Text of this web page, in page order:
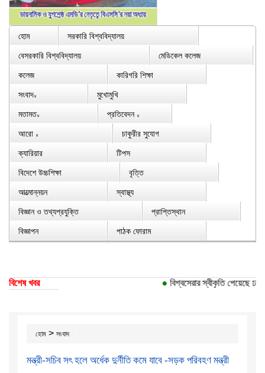
হোম
সরকারি বিশ্ববিদ্যালয়
বেসরকারি বিশ্ববিদ্যালয়
মেডিকেল কলেজ
কলেজ
কারিগরি শিক্ষা
সংবাদ∨
মুখোমুখি
মতামত∨ প্রতিবেদন ∨
আরো ∨
চাকুরীর সুযোগ
ক্যারিয়ার
টিপস
বিদেশে উচ্চশিক্ষা
বৃত্তি
আত্মোন্নয়ন
স্বাস্থ্য
বিজ্ঞান ও তথ্যপ্রযুক্তি
প্রাপ্তিস্থান
বিজ্ঞাপন
পাঠক ফোরাম
বিশেষ খবর বিশ্বসেরার স্বীকৃতি পেয়েছে ঢাকা
হোম > সংবাদ
মন্ত্রী-সচিব সৎ হলে অর্ধেক দুর্নীতি কমে যাবে -সড়ক পরিবহণ মন্ত্রী